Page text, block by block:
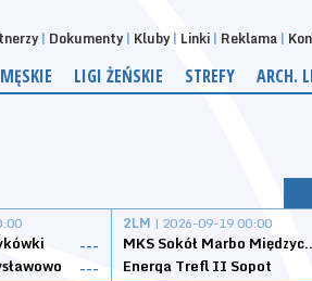
Dokumenty Kluby Linki Reklama
LIGI ŻEŃSKIE STREFY ARCH.
---
---
2LM | 2026-09-19 00:00
MKS
Energa Trefl II Sopot